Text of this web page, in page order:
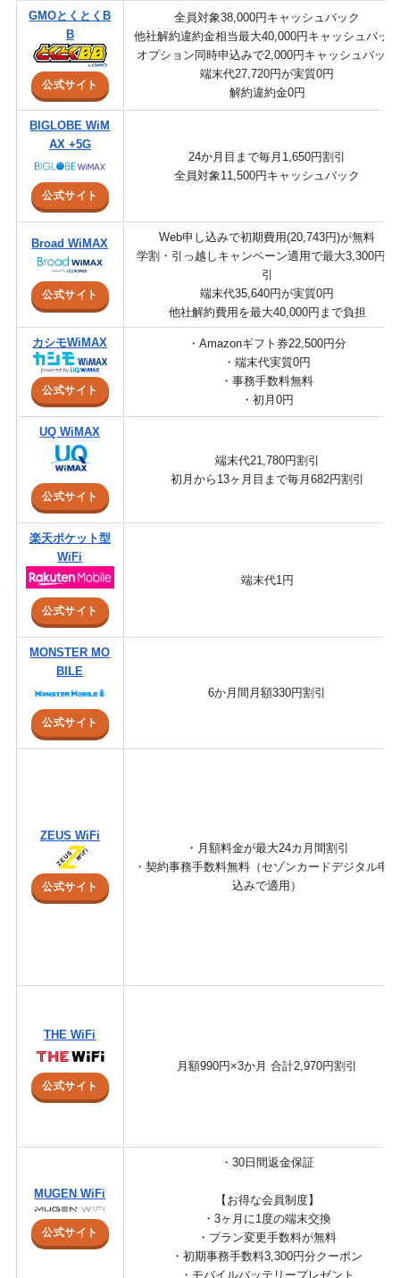
GMOとくとくB
B
公式サイト
全員対象38,000円キャッシュバック
他社解約違約金相当最大40,000円キャッシュバック
オプション同時申込みで2,000円キャッシュバック
端末代27,720円が実質0円
解約違約金0円
BIGLOBE WiM
AX +5G
公式サイト
24か月目まで毎月1,650円割引
全員対象11,500円キャッシュバック
Broad WiMAX
公式サイト
Web申し込みで初期費用(20,743円)が無料
学割・引っ越しキャンペーン適用で最大3,300円割
引
端末代35,640円が実質0円
他社解約費用を最大40,000円まで負担
カシモWiMAX
公式サイト
・Amazonギフト券22,500円分
・端末代実質0円
・事務手数料無料
・初月0円
UQ WiMAX
公式サイト
端末代21,780円割引
初月から13ヶ月目まで毎月682円割引
楽天ポケット型
WiFi
公式サイト
端末代1円
MONSTER MO
BILE
公式サイト
6か月間月額330円割引
ZEUS WiFi
公式サイト
・月額料金が最大24カ月間割引
・契約事務手数料無料（セゾンカードデジタル申し
込みで適用）
THE WiFi
公式サイト
月額990円×3か月 合計2,970円割引
MUGEN WiFi
公式サイト
・30日間返金保証
【お得な会員制度】
・3ヶ月に1度の端末交換
・プラン変更手数料が無料
・初期事務手数料3,300円分クーポン
・モバイルバッテリープレゼント